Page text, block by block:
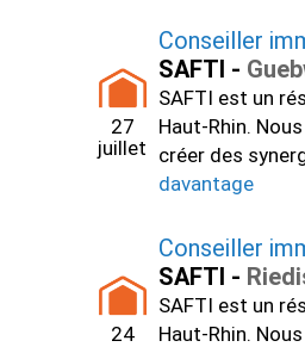
27
juillet
Conseiller
SAFTI -
SAFTI est un
Haut-Rhin.
créer des
davantage
24
Conseiller
SAFTI -
SAFTI est un
Haut-Rhin.